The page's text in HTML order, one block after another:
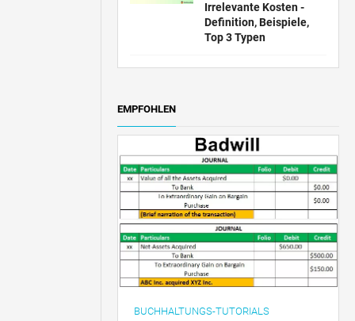
Irrelevante Kosten -
Definition, Beispiele,
Top 3 Typen
EMPFOHLEN
BUCHHALTUNGS-TUTORIALS